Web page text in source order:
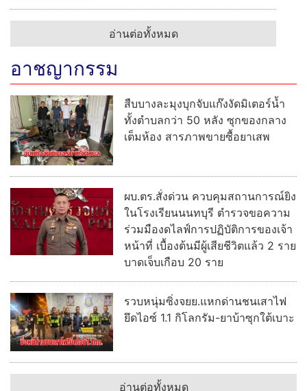
อ่านต่อทั้งหมด
อาชญากรรม
สืบบางละมุงบุกจับแก๊งงัดมิเตอร์น้ำ
ทั้งตำบลกว่า 50 หลัง ซุกของกลาง
เต็มห้อง สารภาพขายซื้อยาเสพ
ผบ.ตร.สั่งด่วน ควบคุมสถานการณ์ยิง
ในโรงเรียนนนทบุรี ตำรวจขอความ
ร่วมมืองดไลฟ์การปฏิบัติการของเจ้า
หน้าที่ เบื้องต้นมีผู้เสียชีวิตแล้ว 2 ราย
บาดเจ็บเกือบ 20 ราย
รวบหนุ่มซิ่งจยย.แหกด่านชนเสาไฟ
ยึดไอซ์ 1.1 กิโลกรัม-ยาบ้าซุกใต้เบาะ
อ่านต่อทั้งหมด